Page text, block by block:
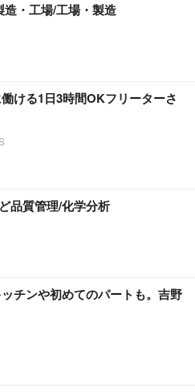
造・工場/工場・製造
ける1日3時間OKフリーターさ
品質管理/化学分析
チンや初めてのパートも。吉野